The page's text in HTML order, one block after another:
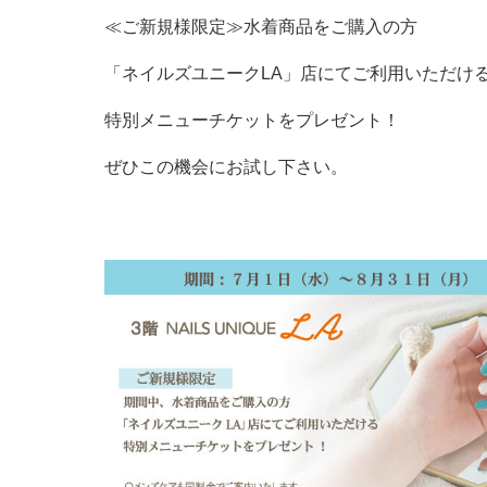
≪ご新規様限定≫水着商品をご購入の方
「ネイルズユニークLA」店にてご利用いただけ
特別メニューチケットをプレゼント！
ぜひこの機会にお試し下さい。